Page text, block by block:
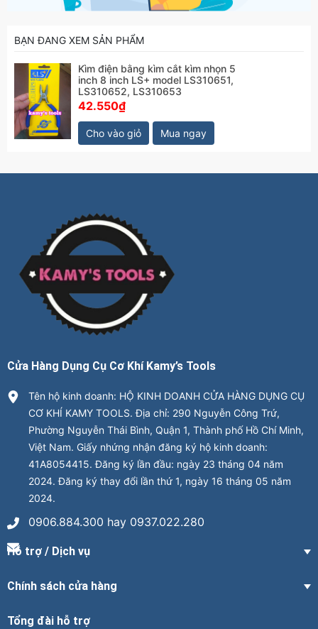
BẠN ĐANG XEM SẢN PHẨM
Kìm điện bằng kìm cắt kìm nhọn 5
inch 8 inch LS+ model LS310651,
LS310652, LS310653
42.550₫
Cho vào giỏ Mua ngay
Cửa Hàng Dụng Cụ Cơ Khí Kamy’s Tools
Tên hộ kinh doanh: HỘ KINH DOANH CỬA HÀNG DỤNG CỤ
CƠ KHÍ KAMY TOOLS. Địa chỉ: 290 Nguyễn Công Trứ,
Phường Nguyễn Thái Bình, Quận 1, Thành phố Hồ Chí Minh,
Việt Nam. Giấy nhứng nhận đăng ký hộ kinh doanh:
41A8054415. Đăng ký lần đầu: ngày 23 tháng 04 năm
2024. Đăng ký thay đổi lần thứ 1, ngày 16 tháng 05 năm
2024.
0906.884.300 hay 0937.022.280
Hỗ trợ / Dịch vụ
Chính sách cửa hàng
Tổng đài hỗ trợ